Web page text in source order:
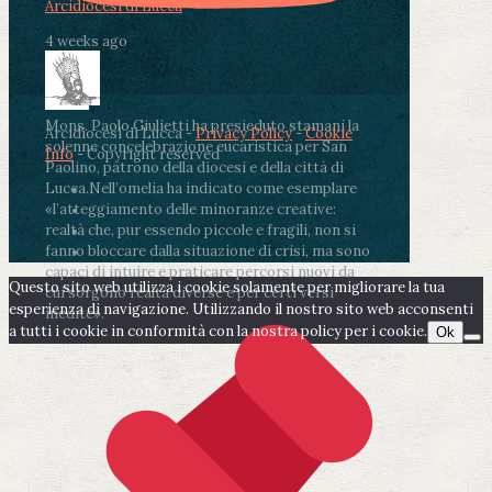
Arcidiocesi di Lucca
4 weeks ago
Mons. Paolo Giulietti ha presieduto stamani la
solenne concelebrazione eucaristica per San
Paolino, patrono della diocesi e della città di
Lucca.Nell’omelia ha indicato come esemplare
«l’atteggiamento delle minoranze creative:
realtà che, pur essendo piccole e fragili, non si
fanno bloccare dalla situazione di crisi, ma sono
capaci di intuire e praticare percorsi nuovi da
cui sorgono realtà diverse e per certi versi
inedite».
Arcidiocesi di Lucca -Privacy Policy-Cookie
Info- Copyright reserved
Questo sito web utilizza i cookie solamente per migliorare la tua
esperienza di navigazione. Utilizzando il nostro sito web acconsenti
a tutti i cookie in conformità con la nostra policy per i cookie. Ok